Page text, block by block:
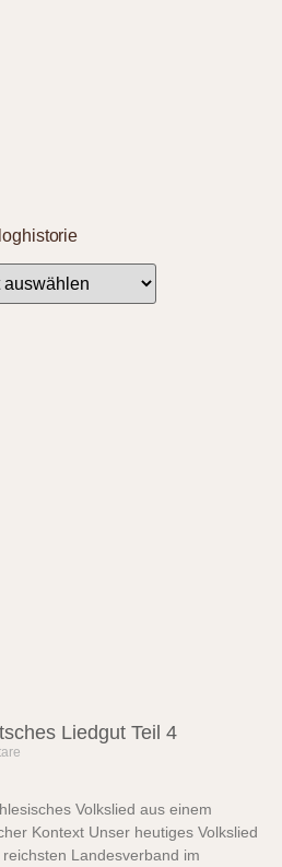
Liedgut Teil 4
Volkslied aus einem
Kontext Unser heutiges Volkslied
Landesverband im